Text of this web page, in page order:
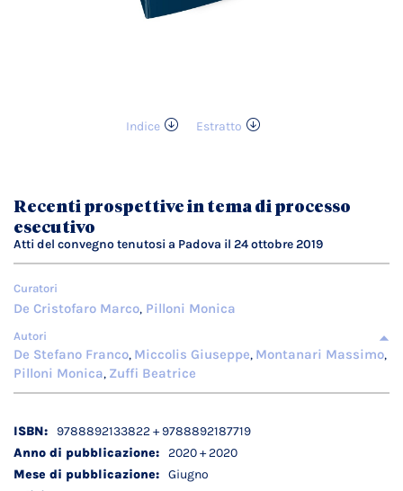
Indice
Estratto
galleria
di
immagini
Recenti prospettive in tema di processo
esecutivo
Atti del convegno tenutosi a Padova il 24 ottobre 2019
Curatori
De Cristofaro Marco, Pilloni Monica
Autori
De Stefano Franco, Miccolis Giuseppe, Montanari Massimo,
Pilloni Monica, Zuffi Beatrice
Dettagli
tecnici
9788892133822 + 9788892187719
2020 + 2020
Giugno